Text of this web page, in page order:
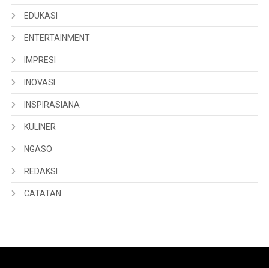
EDUKASI
ENTERTAINMENT
IMPRESI
INOVASI
INSPIRASIANA
KULINER
NGASO
REDAKSI
CATATAN